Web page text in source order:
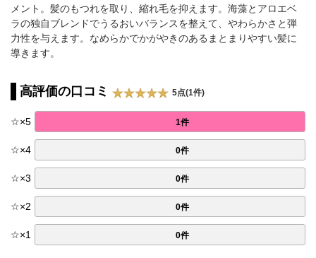
メント。髪のもつれを取り、縮れ毛を抑えます。海藻とアロエベ
ラの独自ブレンドでうるおいバランスを整えて、やわらかさと弾
力性を与えます。なめらかでかがやきのあるまとまりやすい髪に
導きます。
高評価の口コミ 5点(1件)
☆×5 1件
☆×4 0件
☆×3 0件
☆×2 0件
☆×1 0件